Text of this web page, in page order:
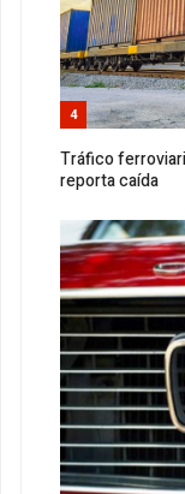
4
Tráfico
reporta caída